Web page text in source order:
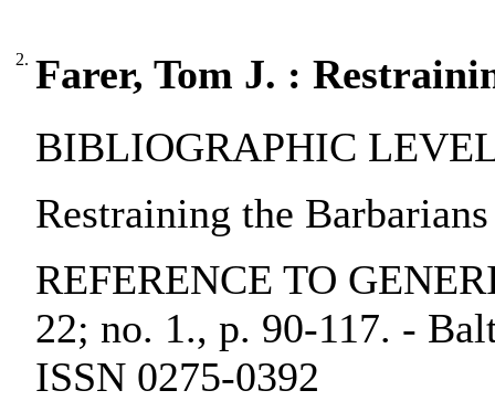
2. Farer, Tom J. :
BIBLIOGRAPHIC
Restraining the
REFERENCE TO
22; no. 1., p. 90-117. -
ISSN 0275-0392